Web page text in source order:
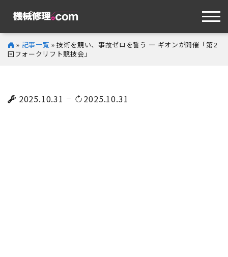
» 記事一覧 » 技術を競い、事故ゼロを誓う ― ギオンが開催「第2
回フォークリフト競技会」
2025.10.31 2025.10.31